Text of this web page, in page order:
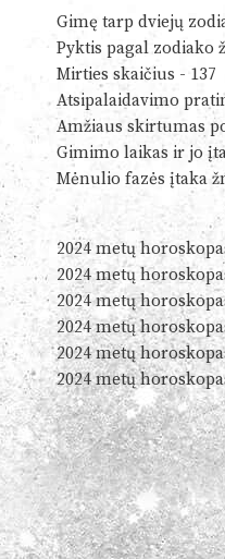
Gimę tarp dviejų
Pyktis pagal zodiako
Mirties skaičius - 137
Atsipalaidavimo
Amžiaus skirtumas
Gimimo laikas ir jo
Mėnulio fazės įtaka
2024 metų
2024 metų
2024 metų
2024 metų
2024 metų
2024 metų